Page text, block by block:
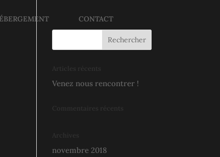
CONTACT
Articles récents
Venez nous rencontrer !
Commentaires récents
Archives
novembre 2018